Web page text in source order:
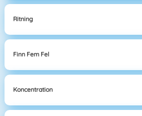
Ritning
Finn Fem Fel
Koncentration